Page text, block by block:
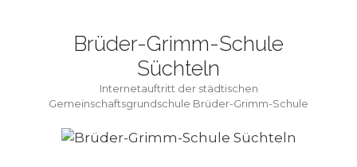
Brüder-Grimm-Schule
Süchteln
Internetauftritt der städtischen
Gemeinschaftsgrundschule Brüder-Grimm-Schule